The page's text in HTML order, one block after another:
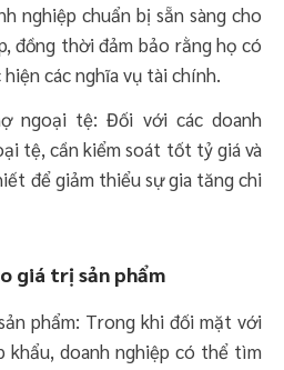
nghiệp chuẩn bị sẵn sàng cho
đồng thời đảm bảo rằng họ có
các nghĩa vụ tài chính.
ngoại tệ: Đối với các doanh
tệ, cần kiểm soát tốt tỷ giá và
để giảm thiểu sự gia tăng chi
giá trị sản phẩm
phẩm: Trong khi đối mặt với
khẩu, doanh nghiệp có thể tìm